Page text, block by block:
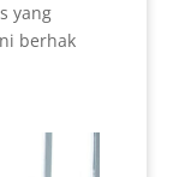
yang
berhak